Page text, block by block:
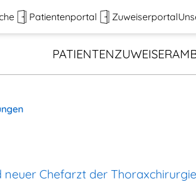
Patientenportal Zuweiserportal
PATIENTENZUWEISER
neuer Chefarzt der